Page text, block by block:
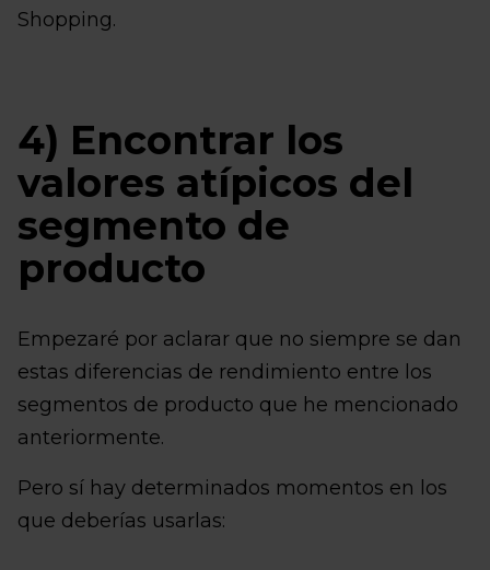
Shopping.
4) Encontrar los
valores atípicos del
segmento de
producto
Empezaré por aclarar que no siempre se dan
estas diferencias de rendimiento entre los
segmentos de producto que he mencionado
anteriormente.
Pero sí hay determinados momentos en los
que deberías usarlas: